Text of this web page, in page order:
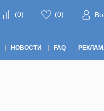
(0) (0)
НОВОСТИ FAQ